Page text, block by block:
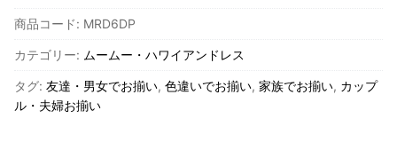
ン
ド
レ
ス・
商品コード: MRD6DP
カテゴリー: ムームー・ハワイアンドレス
タグ: 友達・男女でお揃い, 色違いでお揃い, 家族でお揃い, カップ
ル・夫婦お揃い